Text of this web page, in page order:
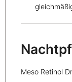
Meso Retinol